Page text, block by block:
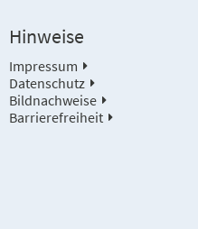
Hinweise
Impressum
Datenschutz
Bildnachweise
Barrierefreiheit